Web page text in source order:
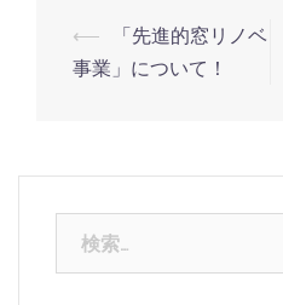
⟵
「先進的窓リノベ
事業」について！